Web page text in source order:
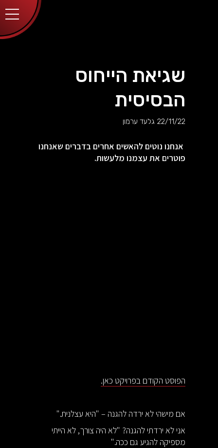
שגיאת הייחוס
הבסיסית
22/11/22 גלעד ערמון
אנחנו נוטים להאשים אחרים בדברים שאנחנו
פוטרים את עצמנו מלעשות.
הפוסט הקודם בפרויקט כאן.
אם מישהי לא ירדה להגנה – "היא עצלנית."
אני לא ירדתי להגנה? "לא היה צורך, לא הייתי
מספיקה להגיע גם ככה."